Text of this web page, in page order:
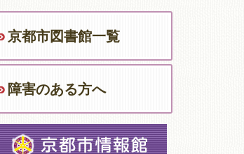
京都市図書館一覧
障害のある方へ